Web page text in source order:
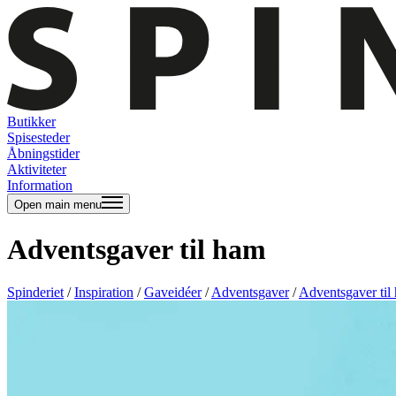
Butikker
Spisesteder
Åbningstider
Aktiviteter
Information
Open main menu
Adventsgaver til ham
Spinderiet /Inspiration /Gaveidéer/Adventsgaver/Adventsgaver til